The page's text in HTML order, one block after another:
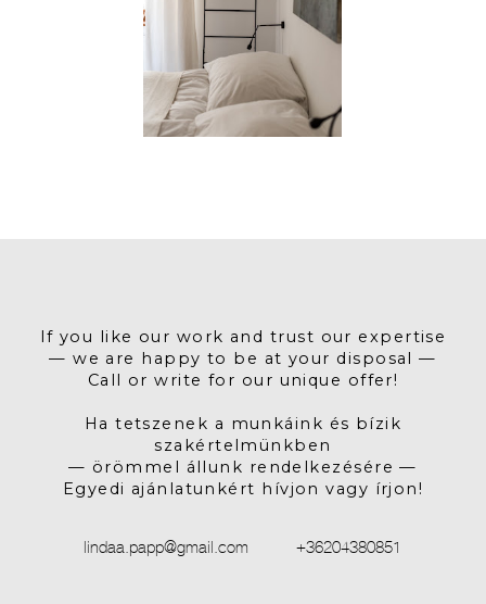
If you like our work and trust our expertise
— we are happy to be at your disposal —
Call or write for our unique offer!
Ha tetszenek a munkáink és bízik
szakértelmünkben
— örömmel állunk rendelkezésére —
Egyedi ajánlatunkért hívjon vagy írjon!
lindaa.papp@gmail.com +36204380851